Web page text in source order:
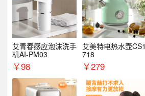
艾青春感应泡沫洗手
机AI-PM03
￥98
艾美特电热水壶CS1
718
￥279